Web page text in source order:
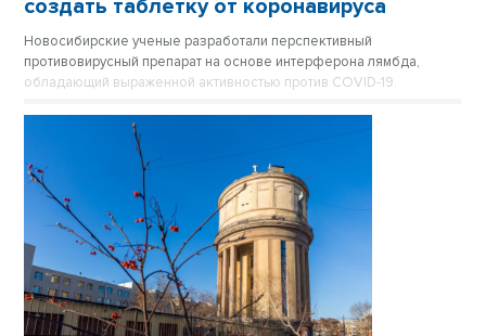
создать таблетку от коронавируса
Новосибирские ученые разработали перспективный
противовирусный препарат на основе интерферона лямбда,
обладающий выраженной активностью против COVID-19.